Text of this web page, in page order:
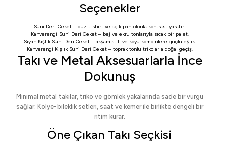
Seçenekler
Suni Deri Ceket – düz t-shirt ve açık pantolonla kontrast yaratır.
Kahverengi Suni Deri Ceket– bej ve ekru tonlarıyla sıcak bir palet.
Siyah Kışlık Suni Deri Ceket– akşam stili ve koyu kombinlere güçlü eşlik.
Kahverengi Kışlık Suni Deri Ceket– toprak tonlu trikolarla doğal geçiş.
Takı ve Metal Aksesuarlarla İnce
Dokunuş
Minimal metal takılar, triko ve gömlek yakalarında sade bir vurgu
sağlar. Kolye-bileklik setleri, saat ve kemer ile birlikte dengeli bir
ritim kurar.
Öne Çıkan Takı Seçkisi